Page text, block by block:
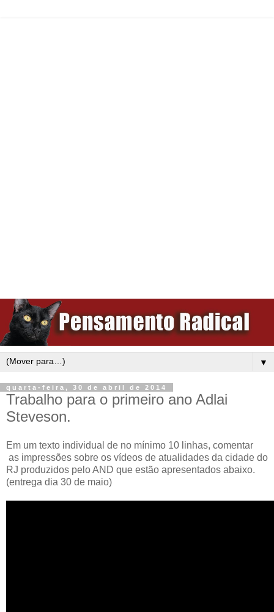
▼
quarta-feira, 30 de abril de 2014
Trabalho para o primeiro ano Adlai
Steveson.
Em um texto individual de no mínimo 10 linhas, comentar
as impressões sobre os vídeos de atualidades da cidade do
RJ produzidos pelo AND que estão apresentados abaixo.
(entrega dia 30 de maio)